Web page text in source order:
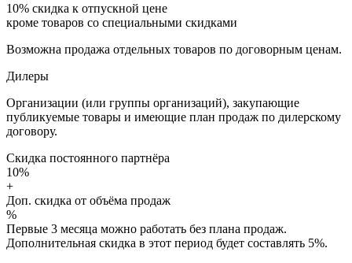
10% скидка к отпускной цене
кроме товаров со специальными скидками
Возможна продажа отдельных товаров по договорным ценам.
Дилеры
Организации (или группы организаций), закупающие
публикуемые товары и имеющие план продаж по дилерскому
договору.
Скидка постоянного партнёра
10%
+
Доп. скидка от объёма продаж
%
Первые 3 месяца можно работать без плана продаж.
Дополнительная скидка в этот период будет составлять 5%.